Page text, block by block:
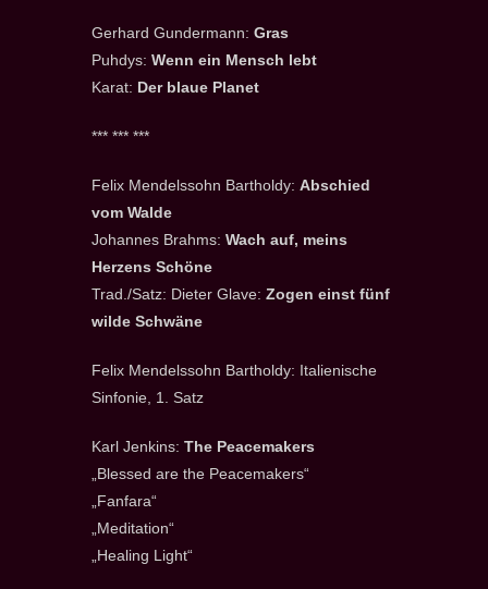
Gerhard Gundermann: Gras
Puhdys: Wenn ein Mensch lebt
Karat: Der blaue Planet
*** *** ***
Felix Mendelssohn Bartholdy: Abschied
vom Walde
Johannes Brahms: Wach auf, meins
Herzens Schöne
Trad./Satz: Dieter Glave: Zogen einst fünf
wilde Schwäne
Felix Mendelssohn Bartholdy: Italienische
Sinfonie, 1. Satz
Karl Jenkins: The Peacemakers
„Blessed are the Peacemakers“
„Fanfara“
„Meditation“
„Healing Light“